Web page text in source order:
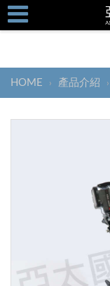
HOME › 產品介紹 ›